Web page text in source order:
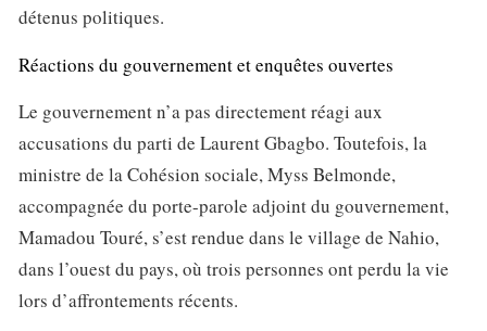
détenus politiques.
Réactions du gouvernement et enquêtes ouvertes
Le gouvernement n’a pas directement réagi aux
accusations du parti de Laurent Gbagbo. Toutefois, la
ministre de la Cohésion sociale, Myss Belmonde,
accompagnée du porte-parole adjoint du gouvernement,
Mamadou Touré, s’est rendue dans le village de Nahio,
dans l’ouest du pays, où trois personnes ont perdu la vie
lors d’affrontements récents.